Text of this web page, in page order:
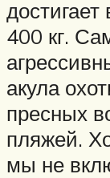
400 кг.
акула
пресных
пляжей.
мы не